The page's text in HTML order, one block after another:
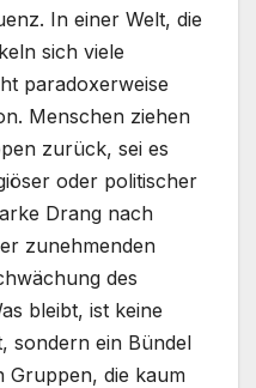
In einer Welt, die
sich viele
paradoxerweise
Menschen ziehen
zurück, sei es
oder politischer
Drang nach
zunehmenden
des
bleibt, ist keine
sondern ein Bündel
Gruppen, die kaum